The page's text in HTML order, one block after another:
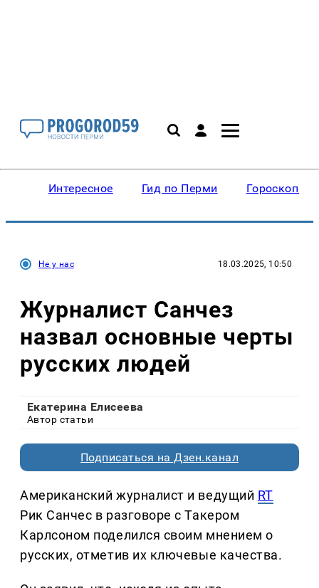
Интересное Гид по Перми Гороскопы
Не у нас 18.03.2025, 10:50
Журналист Санчез
назвал основные черты
русских людей
Екатерина Елисеева
Автор статьи
Подписаться на Дзен.канал
Американский журналист и ведущий RT
Рик Санчес в разговоре с Такером
Карлсоном поделился своим мнением о
русских, отметив их ключевые качества.